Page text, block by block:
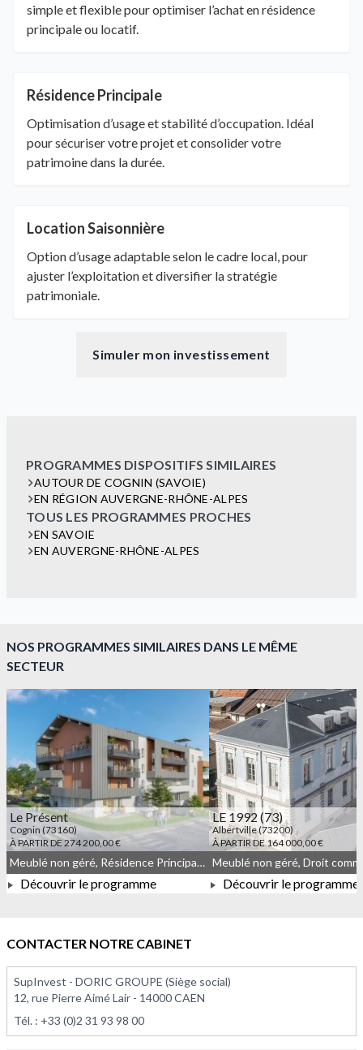
simple et flexible pour optimiser l’achat en résidence
principale ou locatif.
Résidence Principale
Optimisation d’usage et stabilité d’occupation. Idéal
pour sécuriser votre projet et consolider votre
patrimoine dans la durée.
Location Saisonnière
Option d’usage adaptable selon le cadre local, pour
ajuster l’exploitation et diversifier la stratégie
patrimoniale.
Simuler mon investissement
PROGRAMMES DISPOSITIFS SIMILAIRES
AUTOUR DE COGNIN (SAVOIE)
EN RÉGION AUVERGNE-RHÔNE-ALPES
TOUS LES PROGRAMMES PROCHES
EN SAVOIE
EN AUVERGNE-RHÔNE-ALPES
NOS PROGRAMMES SIMILAIRES DANS LE MÊME
SECTEUR
Le Présent
Cognin (73160)
À PARTIR DE 274 200,00 €
À PARTIR DE 274 200,00 €
Meublé non géré, Résidence Principale, JEANBRUN, Droit commun
Découvrir le programme
LE 1992 (73)
Albertville (73200)
À PARTIR DE 164 000,00 €
Meublé non géré, Droit
Découvrir le programme
CONTACTER NOTRE CABINET
SupInvest - DORIC GROUPE (Siège social)
12, rue Pierre Aimé Lair - 14000 CAEN
Tél. : +33 (0)2 31 93 98 00